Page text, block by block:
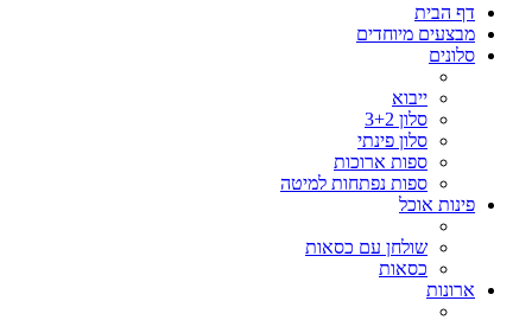
דף הבית
מבצעים מיוחדים
סלונים
ייבוא
סלון 3+2
סלון פינתי
ספות ארוכות
ספות נפתחות למיטה
פינות אוכל
שולחן עם כסאות
כסאות
ארונות